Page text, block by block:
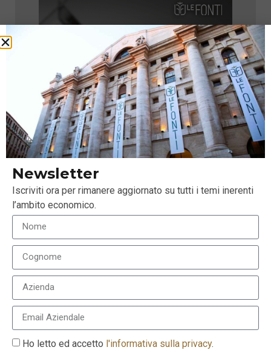
I più recenti
Milano celebra l’eccellenza con la XVI
edizione dei Le Fonti Awards il 25 giugno
Newsletter
Iscriviti ora per rimanere aggiornato su tutti i temi inerenti
l’ambito economico.
Ho letto ed accetto l'informativa sulla privacy.